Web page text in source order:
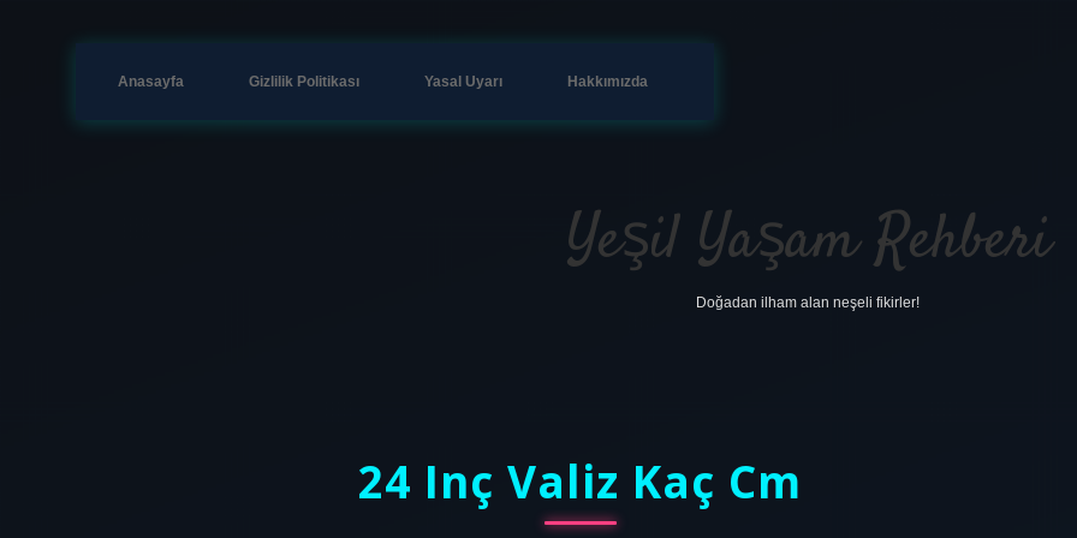
Anasayfa Gizlilik Politikası Yasal Uyarı Hakkımızda
Yeşil Yaşam Rehberi
Doğadan ilham alan neşeli fikirler!
24 Inç Valiz Kaç Cm